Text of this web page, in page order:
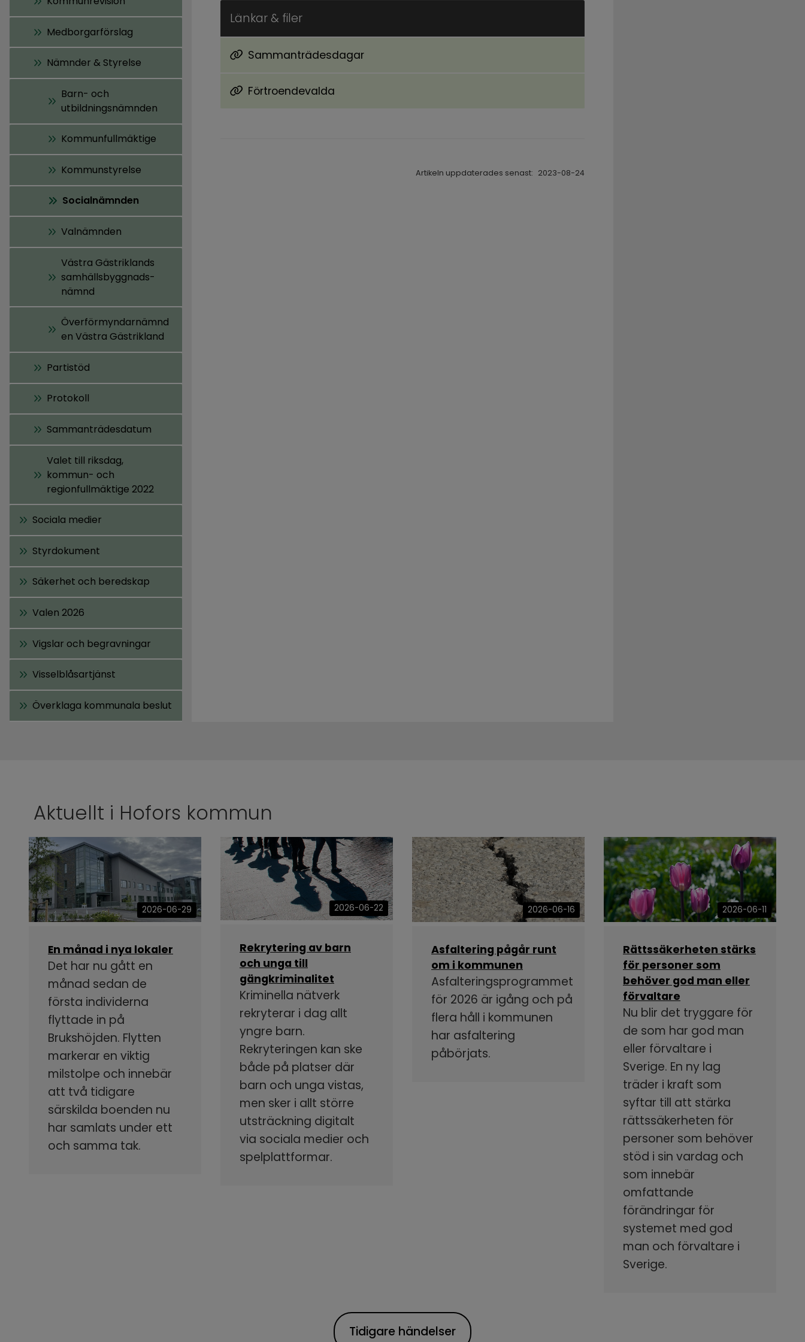
Medborgarförslag
Nämnder & Styrelse
Barn- och
utbildningsnämnden
Kommunfullmäktige
Kommunstyrelse
Socialnämnden
Valnämnden
Västra Gästriklands
samhällsbyggnads-
nämnd
Överförmyndarnämnd
en Västra Gästrikland
Partistöd
Protokoll
Sammanträdesdatum
Valet till riksdag,
kommun- och
regionfullmäktige 2022
Sociala medier
Styrdokument
Säkerhet och beredskap
Valen 2026
Vigslar och begravningar
Visselblåsartjänst
Överklaga kommunala beslut
Länkar & filer
Sammanträdesdagar
Förtroendevalda
Artikeln uppdaterades senast: 2023-08-24
Aktuellt i Hofors kommun
2026-06-29
En månad i nya lokaler
Det har nu gått en
månad sedan de
första individerna
flyttade in på
Brukshöjden. Flytten
markerar en viktig
milstolpe och innebär
att två tidigare
särskilda boenden nu
har samlats under ett
och samma tak.
2026-06-22
Rekrytering av barn
och unga till
gängkriminalitet
Kriminella nätverk
rekryterar i dag allt
yngre barn.
Rekryteringen kan ske
både på platser där
barn och unga vistas,
men sker i allt större
utsträckning digitalt
via sociala medier och
spelplattformar.
2026-06-16
Asfaltering pågår runt
om i kommunen
Asfalteringsprogrammet
för 2026 är igång och på
flera håll i kommunen
har asfaltering
påbörjats.
2026-06-11
Rättssäkerheten stärks
för personer som
behöver god man eller
förvaltare
Nu blir det tryggare för
de som har god man
eller förvaltare i
Sverige. En ny lag
träder i kraft som
syftar till att stärka
rättssäkerheten för
personer som behöver
stöd i sin vardag och
som innebär
omfattande
förändringar för
systemet med god
man och förvaltare i
Sverige.
Tidigare händelser